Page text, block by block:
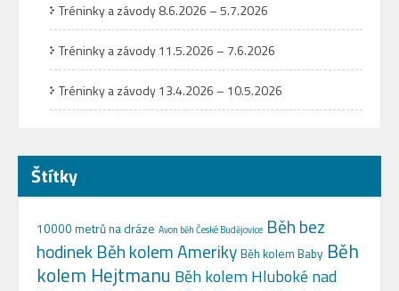
Tréninky a závody 8.6.2026 – 5.7.2026
Tréninky a závody 11.5.2026 – 7.6.2026
Tréninky a závody 13.4.2026 – 10.5.2026
Štítky
10000 metrů na dráze Avon běh České Budějovice Běh bez
hodinek Běh kolem Ameriky Běh kolem Baby Běh
kolem Hejtmanu Běh kolem Hluboké nad